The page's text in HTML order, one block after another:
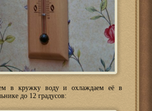
в кружку воду и охлаждаем её в
до 12 градусов: